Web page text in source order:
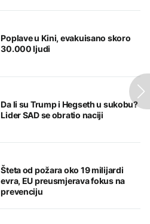
Poplave u Kini, evakuisano skoro
30.000 ljudi
Da li su Trump i Hegseth u sukobu?
Lider SAD se obratio naciji
Šteta od požara oko 19 milijardi
evra, EU preusmjerava fokus na
prevenciju